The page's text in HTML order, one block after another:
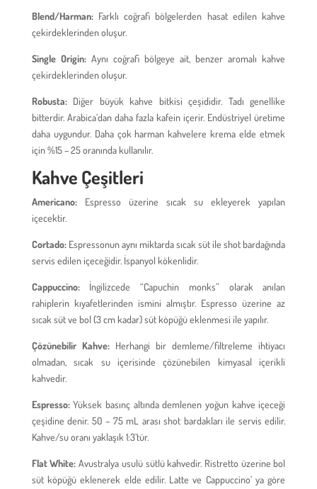
Blend/Harman:Farklı coğrafi bölgelerden hasat edilen kahve
çekirdeklerinden oluşur.
Single Origin:Aynı coğrafi bölgeye ait, benzer aromalı kahve
çekirdeklerinden oluşur.
Robusta:Diğer büyük kahve bitkisi çeşididir. Tadı genellike
bitterdir. Arabica’dan daha fazla kafein içerir. Endüstriyel üretime
daha uygundur. Daha çok harman kahvelere krema elde etmek
için %15 – 25 oranında kullanılır.
Kahve Çeşitleri
Americano:Espresso üzerine sıcak su ekleyerek yapılan
içecektir.
Cortado:Espressonun aynı miktarda sıcak süt ile shot bardağında
servis edilen içeceğidir. İspanyol kökenlidir.
Cappuccino:İngilizcede “Capuchin monks” olarak anılan
rahiplerin kıyafetlerinden ismini almıştır. Espresso üzerine az
sıcak süt ve bol (3 cm kadar) süt köpüğü eklenmesi ile yapılır.
Çözünebilir Kahve:Herhangi bir demleme/filtreleme ihtiyacı
olmadan, sıcak su içerisinde çözünebilen kimyasal içerikli
kahvedir.
Espresso:Yüksek basınç altında demlenen yoğun kahve içeceği
çeşidine denir. 50 – 75 mL arası shot bardakları ile servis edilir.
Kahve/su oranı yaklaşık 1:3’tür.
Flat White: Avustralya usulü sütlü kahvedir. Ristretto üzerine bol
süt köpüğü eklenerek elde edilir. Latte ve Cappuccino’ ya göre